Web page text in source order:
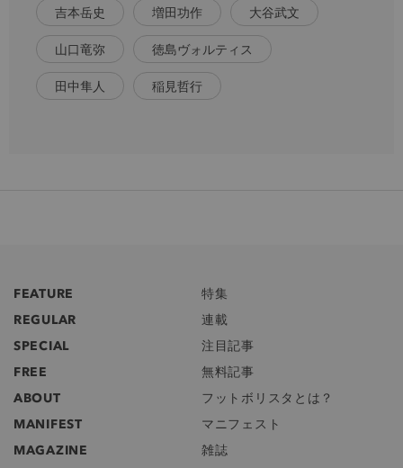
吉本岳史 増田功作 大谷武文
山口竜弥 徳島ヴォルティス
田中隼人 稲見哲行
FEATURE
特集
REGULAR
連載
SPECIAL
注目記事
FREE
無料記事
ABOUT
フットボリスタとは？
MANIFEST
マニフェスト
MAGAZINE
雑誌